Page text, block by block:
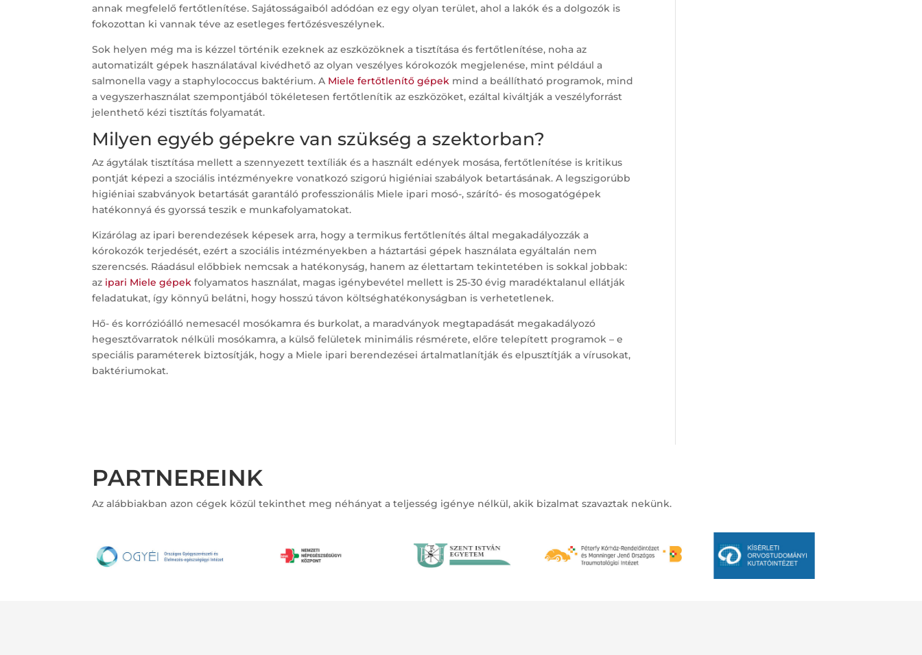
annak megfelelő fertőtlenítése. Sajátosságaiból adódóan ez egy olyan terület, ahol a lakók és a dolgozók is
fokozottan ki vannak téve az esetleges fertőzésveszélynek.
Sok helyen még ma is kézzel történik ezeknek az eszközöknek a tisztítása és fertőtlenítése, noha az
automatizált gépek használatával kivédhető az olyan veszélyes kórokozók megjelenése, mint például a
salmonella vagy a staphylococcus baktérium. A Miele fertőtlenítő gépek mind a beállítható programok, mind
a vegyszerhasználat szempontjából tökéletesen fertőtlenítik az eszközöket, ezáltal kiváltják a veszélyforrást
jelenthető kézi tisztítás folyamatát.
Milyen egyéb gépekre van szükség a szektorban?
Az ágytálak tisztítása mellett a szennyezett textíliák és a használt edények mosása, fertőtlenítése is kritikus
pontját képezi a szociális intézményekre vonatkozó szigorú higiéniai szabályok betartásának. A legszigorúbb
higiéniai szabványok betartását garantáló professzionális Miele ipari mosó-, szárító- és mosogatógépek
hatékonnyá és gyorssá teszik e munkafolyamatokat.
Kizárólag az ipari berendezések képesek arra, hogy a termikus fertőtlenítés által megakadályozzák a
kórokozók terjedését, ezért a szociális intézményekben a háztartási gépek használata egyáltalán nem
szerencsés. Ráadásul előbbiek nemcsak a hatékonyság, hanem az élettartam tekintetében is sokkal jobbak:
az ipari Miele gépek folyamatos használat, magas igénybevétel mellett is 25-30 évig maradéktalanul ellátják
feladatukat, így könnyű belátni, hogy hosszú távon költséghatékonyságban is verhetetlenek.
Hő- és korrózióálló nemesacél mosókamra és burkolat, a maradványok megtapadását megakadályozó
hegesztővarratok nélküli mosókamra, a külső felületek minimális résmérete, előre telepített programok – e
speciális paraméterek biztosítják, hogy a Miele ipari berendezései ártalmatlanítják és elpusztítják a vírusokat,
baktériumokat.
PARTNEREINK
Az alábbiakban azon cégek közül tekinthet meg néhányat a teljesség igénye nélkül, akik bizalmat szavaztak nekünk.